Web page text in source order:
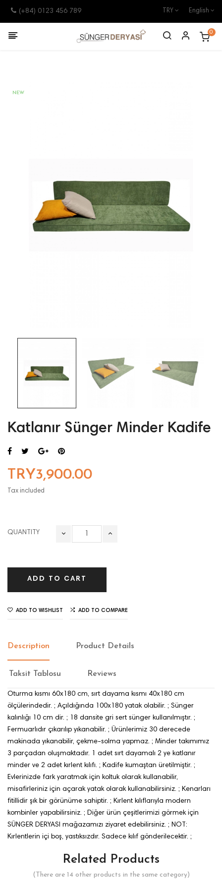
(+84) 0123 456 789 English
TRY
0
NEW
Katlanır Sünger Minder Kadife
TRY3,900.00
Tax included
QUANTITY
ADD TO CART
ADD TO WISHLIST ADD TO COMPARE
Description Product Details
Taksit Tablosu Reviews
Oturma kısmı 60x180 cm, sırt dayama kısmı 40x180 cm
ölçülerindedir. ; Açıldığında 100x180 yatak olabilir. ; Sünger
kalınlığı 10 cm dir. ; 18 dansite gri sert sünger kullanılmıştır. ;
Fermuarlıdır çıkarılıp yıkanabilir. ; Ürünlerimiz 30 derecede
makinada yıkanabilir, çekme-solma yapmaz. ; Minder takımımız
3 parçadan oluşmaktadır. 1 adet sırt dayamalı 2 ye katlanır
minder ve 2 adet kırlent kılıfı. ; Kadife kumaştan üretilmiştir. ;
Evlerinizde fark yaratmak için koltuk olarak kullanabilir,
misafirleriniz için açarak yatak olarak kullanabilirsiniz. ; Kenarları
fitillidir şık bir görünüme sahiptir. ; Kırlent kılıflarıyla modern
kombinler yapabilirsiniz. ; Diğer ürün çeşitlerimizi görmek için
SÜNGER DERYASI mağazamızı ziyaret edebilirsiniz. ; NOT:
Kırlentlerin içi boş, yastıksızdır. Sadece kılıf gönderilecektir. ;
Related Products
(There are 14 other products in the same category)